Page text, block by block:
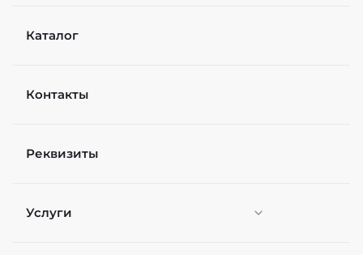
Файл
Я согласен(а) на
обработку персональных
Каталог
Контакты
Реквизиты
Услуги